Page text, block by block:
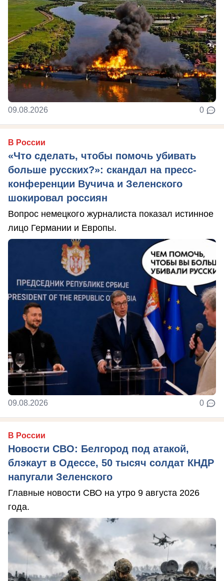
09.08.2026 0
В России
«Что сделать, чтобы помочь убивать
больше русских?»: скандал на пресс-
конференции Вучича и Зеленского
шокировал россиян
Вопрос немецкого журналиста показал истинное
лицо Германии и Европы.
09.08.2026 0
В России
Новости СВО: Белгород под атакой,
блэкаут в Одессе, 50 тысяч солдат КНДР
напугали Зеленского
Главные новости СВО на утро 9 августа 2026
года.